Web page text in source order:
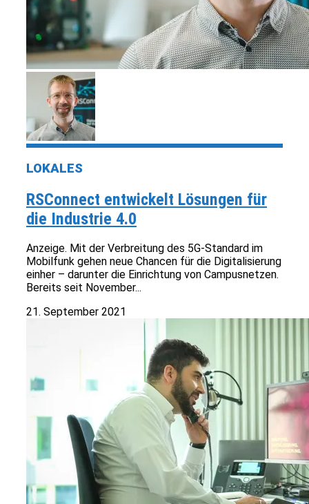
LOKALES
RSConnect entwickelt Lösungen für
die Industrie 4.0
Anzeige. Mit der Verbreitung des 5G-Standard im
Mobilfunk gehen neue Chancen für die Digitalisierung
einher – darunter die Einrichtung von Campusnetzen.
Bereits seit November...
21. September 2021